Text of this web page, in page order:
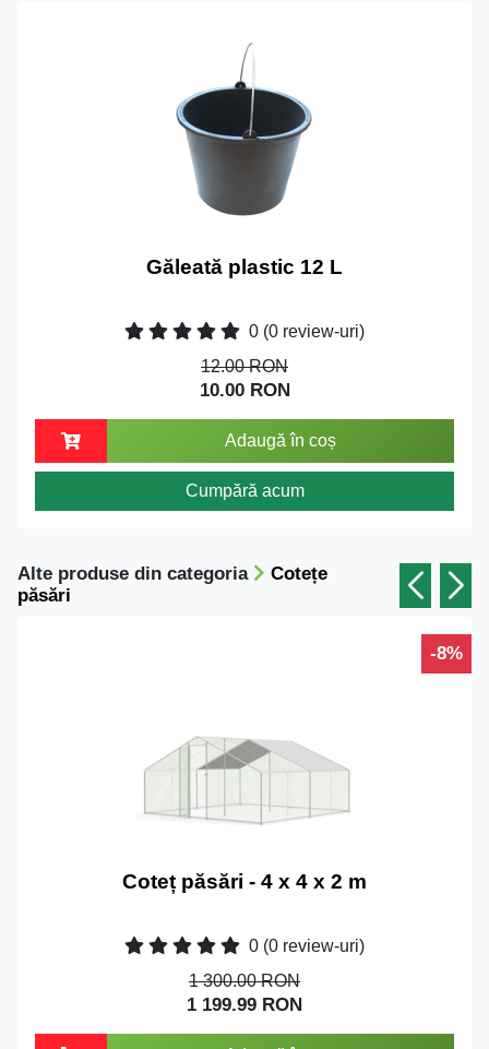
Găleată plastic 12 L
0 (0 review-uri)
12.00 RON
10.00 RON
Adaugă în coș
Cumpără acum
Alte produse din categoria
Cotețe
păsări
-8%
Coteț păsări - 4 x 4 x 2 m
0 (0 review-uri)
1 300.00 RON
1 199.99 RON